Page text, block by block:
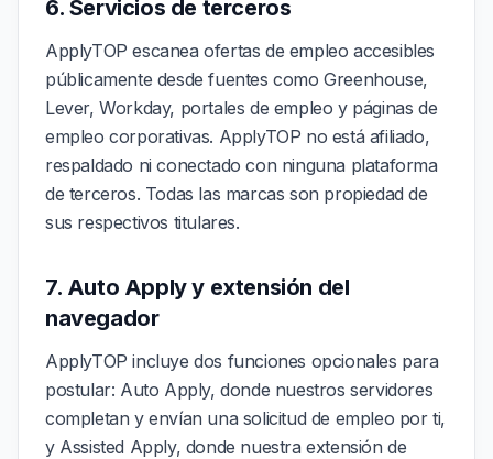
6. Servicios de terceros
ApplyTOP escanea ofertas de empleo accesibles
públicamente desde fuentes como Greenhouse,
Lever, Workday, portales de empleo y páginas de
empleo corporativas. ApplyTOP no está afiliado,
respaldado ni conectado con ninguna plataforma
de terceros. Todas las marcas son propiedad de
sus respectivos titulares.
7. Auto Apply y extensión del
navegador
ApplyTOP incluye dos funciones opcionales para
postular: Auto Apply, donde nuestros servidores
completan y envían una solicitud de empleo por ti,
y Assisted Apply, donde nuestra extensión de